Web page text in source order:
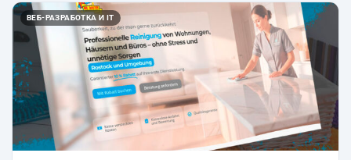
ВЕБ-РАЗРАБОТКА И IT